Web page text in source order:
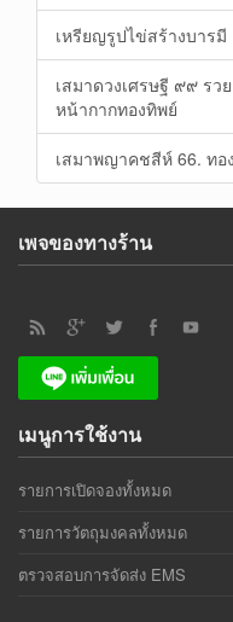
เหรียญรูปไข่สร้างบารมี
เสมาดวงเศรษฐี ๙๙ รว
หน้ากากทองทิพย์
เสมาพญาคชสีห์ 66. ทอ
เพจของทางร้าน
เมนูการใช้งาน
รายการเปิดจองทั้งหมด
รายการวัตถุมงคลทั้งหมด
ตรวจสอบการจัดส่ง EMS